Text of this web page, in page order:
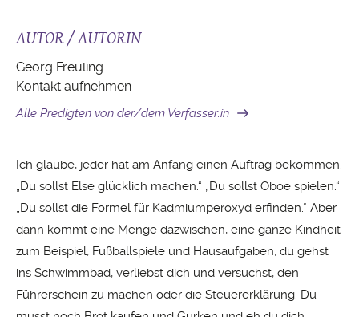
AUTOR / AUTORIN
Georg Freuling
Kontakt aufnehmen
Alle Predigten von der/dem Verfasser:in
Ich glaube, jeder hat am Anfang einen Auftrag bekommen.
„Du sollst Else glücklich machen.“ „Du sollst Oboe spielen.“
„Du sollst die Formel für Kadmiumperoxyd erfinden.“ Aber
dann kommt eine Menge dazwischen, eine ganze Kindheit
zum Beispiel, Fußballspiele und Hausaufgaben, du gehst
ins Schwimmbad, verliebst dich und versuchst, den
Führerschein zu machen oder die Steuererklärung. Du